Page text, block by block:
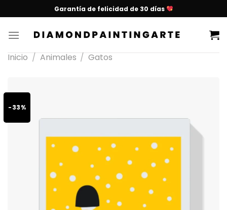
Garantía de felicidad de 30 días
Inicio / Animales / Gatos
-33%